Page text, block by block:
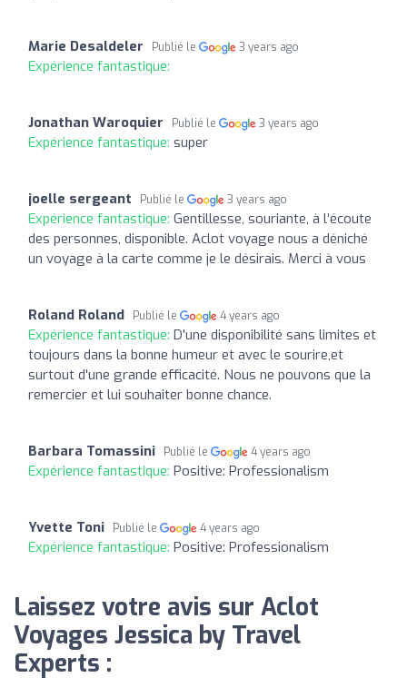
Marie Desaldeler Publié le 3 years ago
Expérience fantastique:
Jonathan Waroquier Publié le 3 years ago
Expérience fantastique: super
joelle sergeant Publié le 3 years ago
Expérience fantastique: Gentillesse, souriante, à l’écoute
des personnes, disponible. Aclot voyage nous a déniché
un voyage à la carte comme je le désirais. Merci à vous
Roland Roland Publié le 4 years ago
Expérience fantastique: D'une disponibilité sans limites et
toujours dans la bonne humeur et avec le sourire,et
surtout d'une grande efficacité. Nous ne pouvons que la
remercier et lui souhaiter bonne chance.
Barbara Tomassini Publié le 4 years ago
Expérience fantastique: Positive: Professionalism
Yvette Toni Publié le 4 years ago
Expérience fantastique: Positive: Professionalism
Laissez votre avis sur Aclot
Voyages Jessica by Travel
Experts :